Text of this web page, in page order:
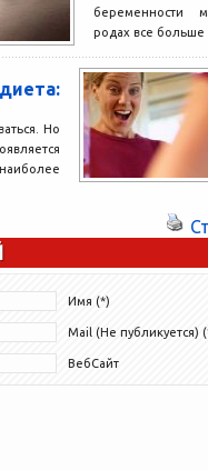
беременности
родах все
Но
Имя (*)
Mail (Не публикуется)
ВебСайт